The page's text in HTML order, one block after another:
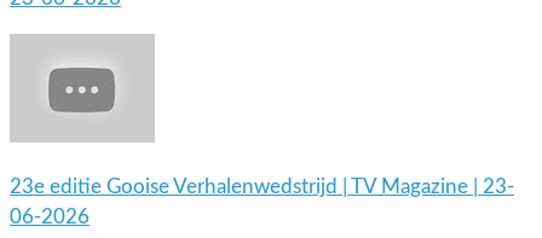
23e editie Gooise Verhalenwedstrijd | TV Magazine | 23-
06-2026